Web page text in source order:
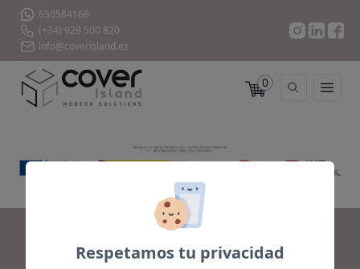
650584168
(+34) 928 500 820
info@coverisland.es
0
Respetamos tu privacidad